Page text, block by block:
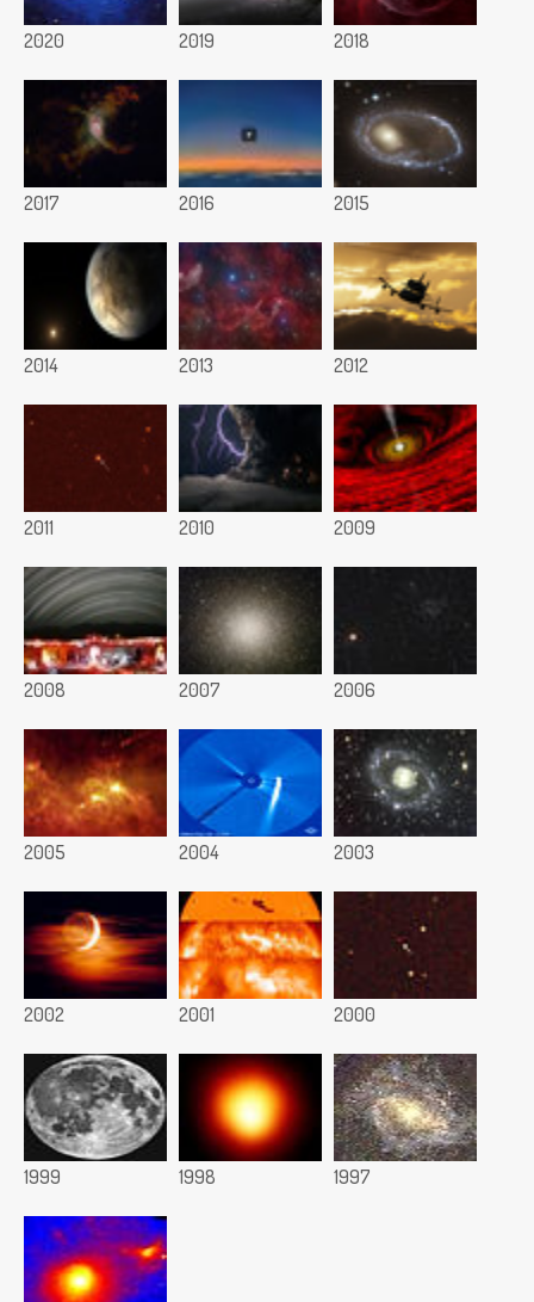
2020 2019 2018
2017 2016 2015
2014 2013 2012
2011 2010 2009
2008 2007 2006
2005 2004 2003
2002 2001 2000
1999 1998 1997